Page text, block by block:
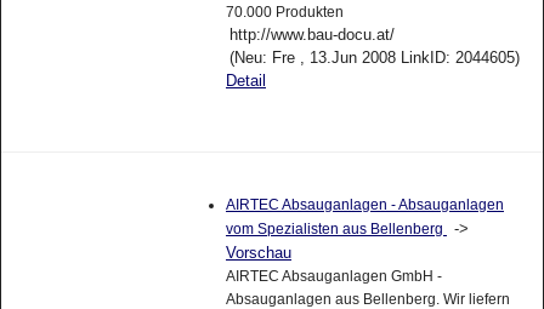
70.000 Produkten
http://www.bau-docu.at/
(Neu: Fre , 13.Jun 2008 LinkID: 2044605)
Detail
AIRTEC Absauganlagen - Absauganlagen
vom Spezialisten aus Bellenberg
->
Vorschau
AIRTEC Absauganlagen GmbH -
Absauganlagen aus Bellenberg. Wir liefern